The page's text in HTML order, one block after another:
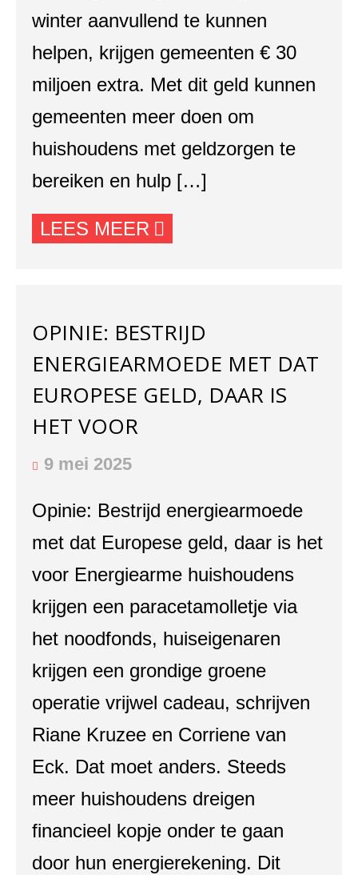
winter aanvullend te kunnen
helpen, krijgen gemeenten € 30
miljoen extra. Met dit geld kunnen
gemeenten meer doen om
huishoudens met geldzorgen te
bereiken en hulp […]
LEES MEER
OPINIE: BESTRIJD
ENERGIEARMOEDE MET DAT
EUROPESE GELD, DAAR IS
HET VOOR
9 mei 2025
Opinie: Bestrijd energiearmoede
met dat Europese geld, daar is het
voor Energiearme huishoudens
krijgen een paracetamolletje via
het noodfonds, huiseigenaren
krijgen een grondige groene
operatie vrijwel cadeau, schrijven
Riane Kruzee en Corriene van
Eck. Dat moet anders. Steeds
meer huishoudens dreigen
financieel kopje onder te gaan
door hun energierekening. Dit